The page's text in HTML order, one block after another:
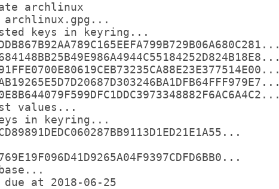
archlinux
archlinux.gpg...
keys in keyring...
values...
in keyring...
at 2018-06-25